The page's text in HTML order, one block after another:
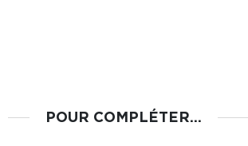
POUR COMPLÉTER...